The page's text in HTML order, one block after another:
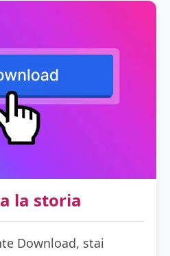
la storia
Download, stai